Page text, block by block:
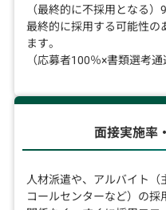
（最終的に不採用となる
最終的に採用する可能性の
ます。
（応募者100％×書類選考
面接実施率
人材派遣や、アルバイト（
コールセンターなど）の